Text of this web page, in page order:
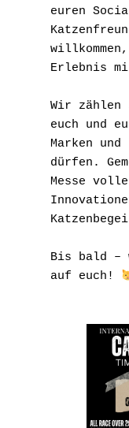
euren
Erlebnis
Wir zählen
euch und
Marken
dürfen.
Messe
Bis bald –
auf euch!